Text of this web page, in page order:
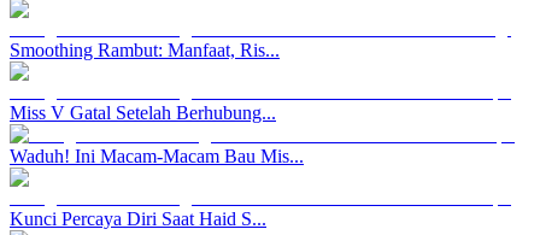
Smoothing Rambut: Manfaat, Ris...
Miss V Gatal Setelah Berhubung...
Waduh! Ini Macam-Macam Bau Mis...
Kunci Percaya Diri Saat Haid S...